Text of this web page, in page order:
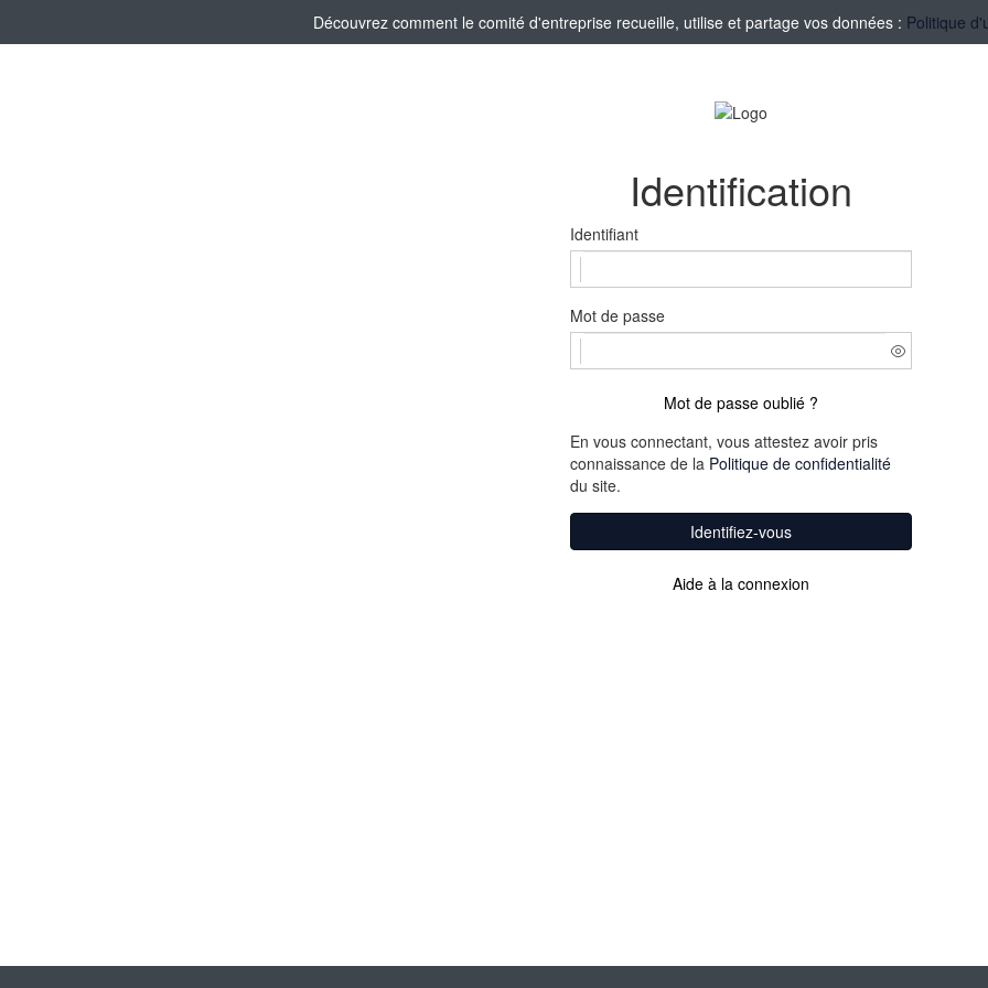
Découvrez comment le comité d'entreprise recueille, utilise et partage vos données : Politique
Identification
Identifiant
Mot de passe
Mot de passe oublié ?
En vous connectant, vous attestez avoir pris
connaissance de la Politique de confidentialité
du site.
Identifiez-vous
Aide à la connexion